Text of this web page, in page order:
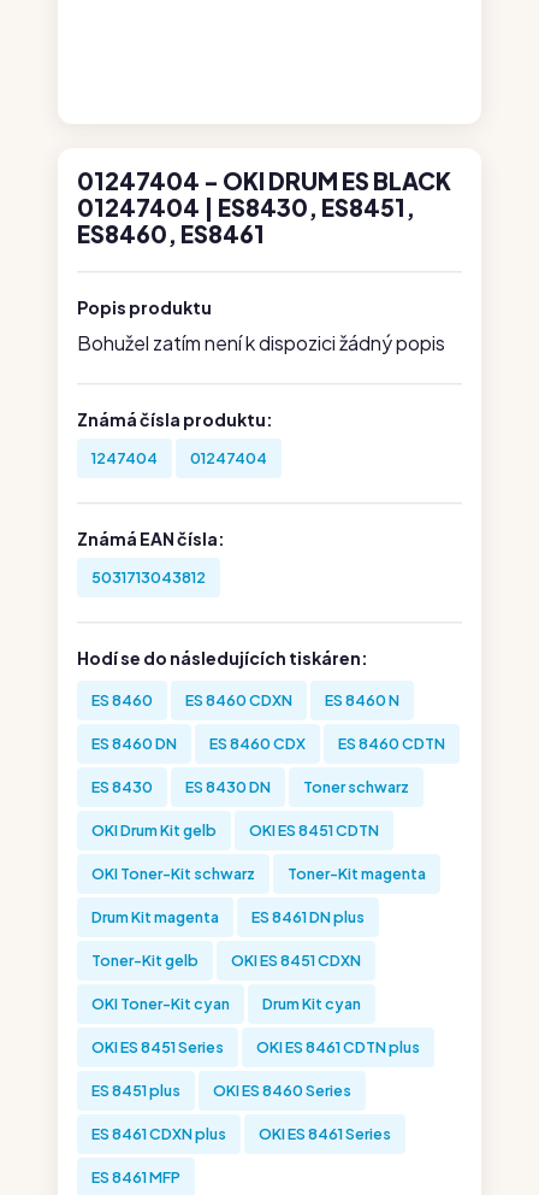
01247404 - OKI DRUM ES BLACK
01247404 | ES8430, ES8451,
ES8460, ES8461
Popis produktu
Bohužel zatím není k dispozici žádný popis
Známá čísla produktu:
1247404 01247404
Známá EAN čísla:
5031713043812
Hodí se do následujících tiskáren:
ES 8460 ES 8460 CDXN ES 8460 N
ES 8460 DN ES 8460 CDX ES 8460 CDTN
ES 8430 ES 8430 DN Toner schwarz
OKI Drum Kit gelb OKI ES 8451 CDTN
OKI Toner-Kit schwarz Toner-Kit magenta
Drum Kit magenta ES 8461 DN plus
Toner-Kit gelb OKI ES 8451 CDXN
OKI Toner-Kit cyan Drum Kit cyan
OKI ES 8451 Series OKI ES 8461 CDTN plus
ES 8451 plus OKI ES 8460 Series
ES 8461 CDXN plus OKI ES 8461 Series
ES 8461 MFP